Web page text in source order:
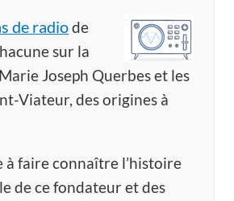
de radiode
sur la
Joseph Querbes et les
Viateur, des origines à
à faire connaître l’histoire
de ce fondateur et des